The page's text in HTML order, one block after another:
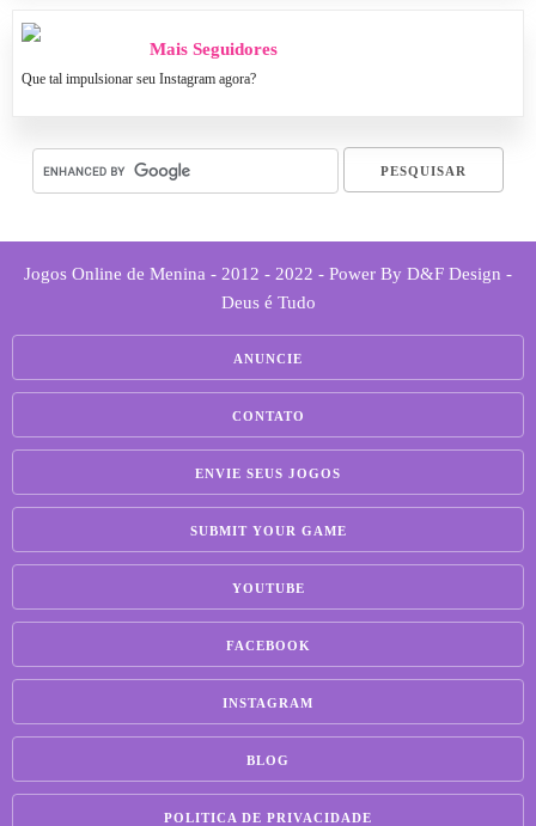
Mais Seguidores
Que tal impulsionar seu Instagram agora?
Jogos Online de Menina - 2012 - 2022 - Power By D&F Design -
Deus é Tudo
ANUNCIE
CONTATO
ENVIE SEUS JOGOS
SUBMIT YOUR GAME
YOUTUBE
FACEBOOK
INSTAGRAM
BLOG
POLITICA DE PRIVACIDADE